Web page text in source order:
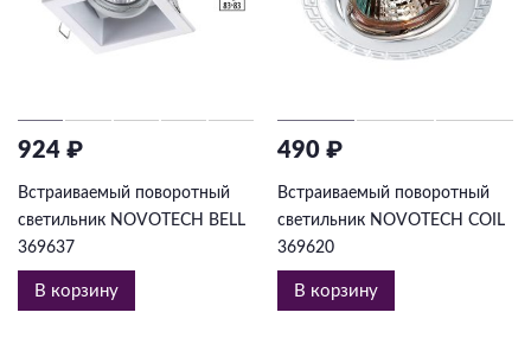
924 ₽
Встраиваемый поворотный
светильник NOVOTECH BELL
369637
В корзину
490 ₽
Встраиваемый поворотный
светильник NOVOTECH COIL
369620
В корзину